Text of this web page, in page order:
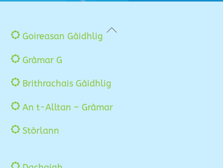
Back
Goireasan Gàidhlig
Gràmar G
Brithrachais Gàidhlig
An t-Alltan – Gràmar
Stòrlann